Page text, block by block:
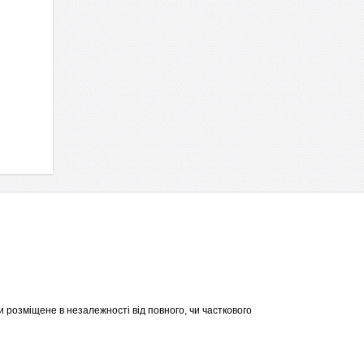
в незалежності від повного, чи часткового